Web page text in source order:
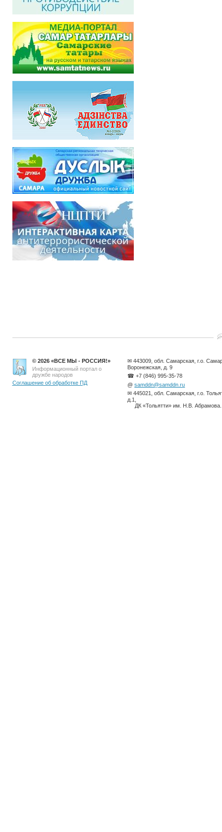
© 2026 «ВСЕ МЫ - РОССИЯ!»
Информационный портал о
дружбе народов
Соглашение об обработке ПД
✉ 443009, обл. Самарская, г.о.
Воронежская, д. 9
☎ +7 (846) 995-35-78
@samddn@samddn.ru
✉ 445021, обл. Самарская, г.о.
д.1,
ДК «Тольятти» им. Н.В. Абрамова.